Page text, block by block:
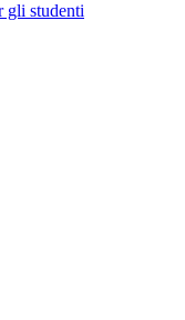
gli studenti